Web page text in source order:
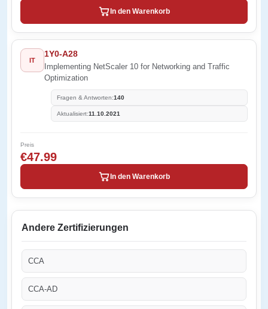
In den Warenkorb
IT
1Y0-A28
Implementing NetScaler 10 for Networking and Traffic
Optimization
Fragen & Antworten:140
Aktualisiert:11.10.2021
Preis
€47.99
In den Warenkorb
Andere Zertifizierungen
CCA
CCA-AD